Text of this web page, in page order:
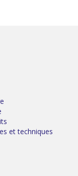
et techniques